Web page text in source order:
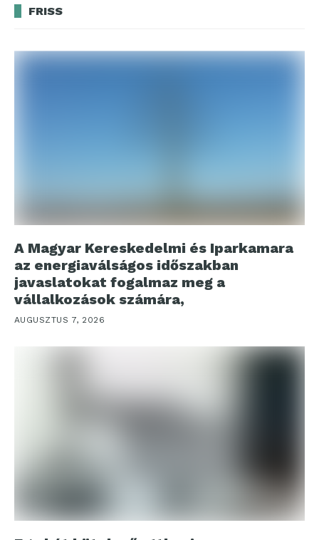
FRISS
A Magyar Kereskedelmi és Iparkamara
az energiaválságos időszakban
javaslatokat fogalmaz meg a
vállalkozások számára,
AUGUSZTUS 7, 2026